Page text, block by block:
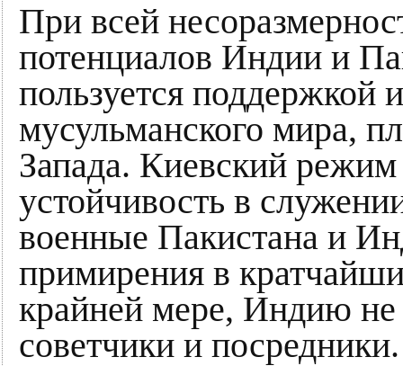
При всей
потенциалов Индии и
пользуется поддержкой
мусульманского мира,
Запада. Киевский
устойчивость в
военные Пакистана и
примирения в
крайней мере, Индию не
советчики и посредники.